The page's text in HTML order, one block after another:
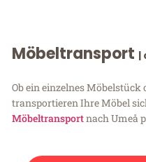
Möbeltransport |
Ob ein einzelnes Möbelstück
transportieren Ihre Möbel
Möbeltransportnach Umeå